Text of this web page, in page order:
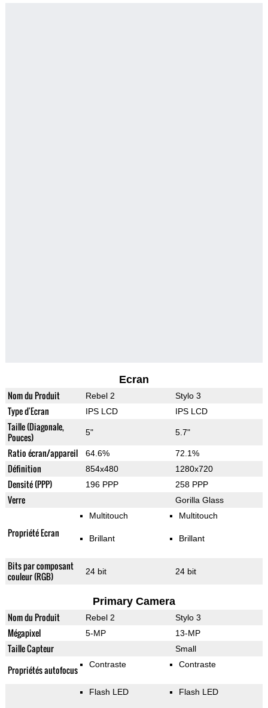
Ecran
Nom du Produit Rebel 2 Stylo 3
Type d'Ecran IPS LCD IPS LCD
Taille (Diagonale,
Pouces)
5" 5.7"
Ratio écran/appareil 64.6% 72.1%
Définition 854x480 1280x720
Densité (PPP) 196 PPP 258 PPP
Verre Gorilla Glass
Propriété Ecran
Multitouch
Brillant
Multitouch
Brillant
Bits par composant
couleur (RGB)
24 bit 24 bit
Primary Camera
Nom du Produit Rebel 2 Stylo 3
Mégapixel 5-MP 13-MP
Taille Capteur Small
Propriétés autofocus Contraste Contraste
Flash LED Flash LED